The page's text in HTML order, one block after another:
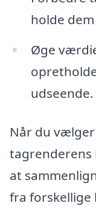
holde
Øge
udseende.
Når du
tagrenderens
at
fra forskellige